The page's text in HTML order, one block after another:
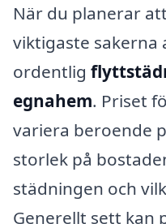
När du planerar
viktigaste sakerna
ordentlig
egnahem. Priset
variera beroende
storlek på
städningen och
Generellt sett kan